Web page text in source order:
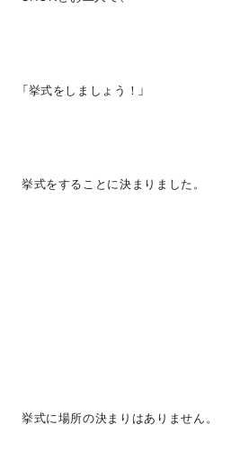
「挙式をしましょう！」
挙式をすることに決まりました。
挙式に場所の決まりはありません。